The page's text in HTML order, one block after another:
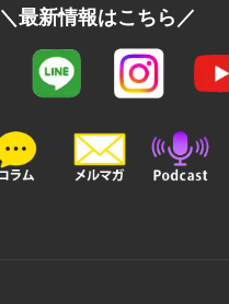
＼最新情報はこちら／